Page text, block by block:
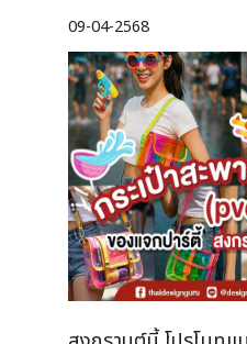
09-04-2568